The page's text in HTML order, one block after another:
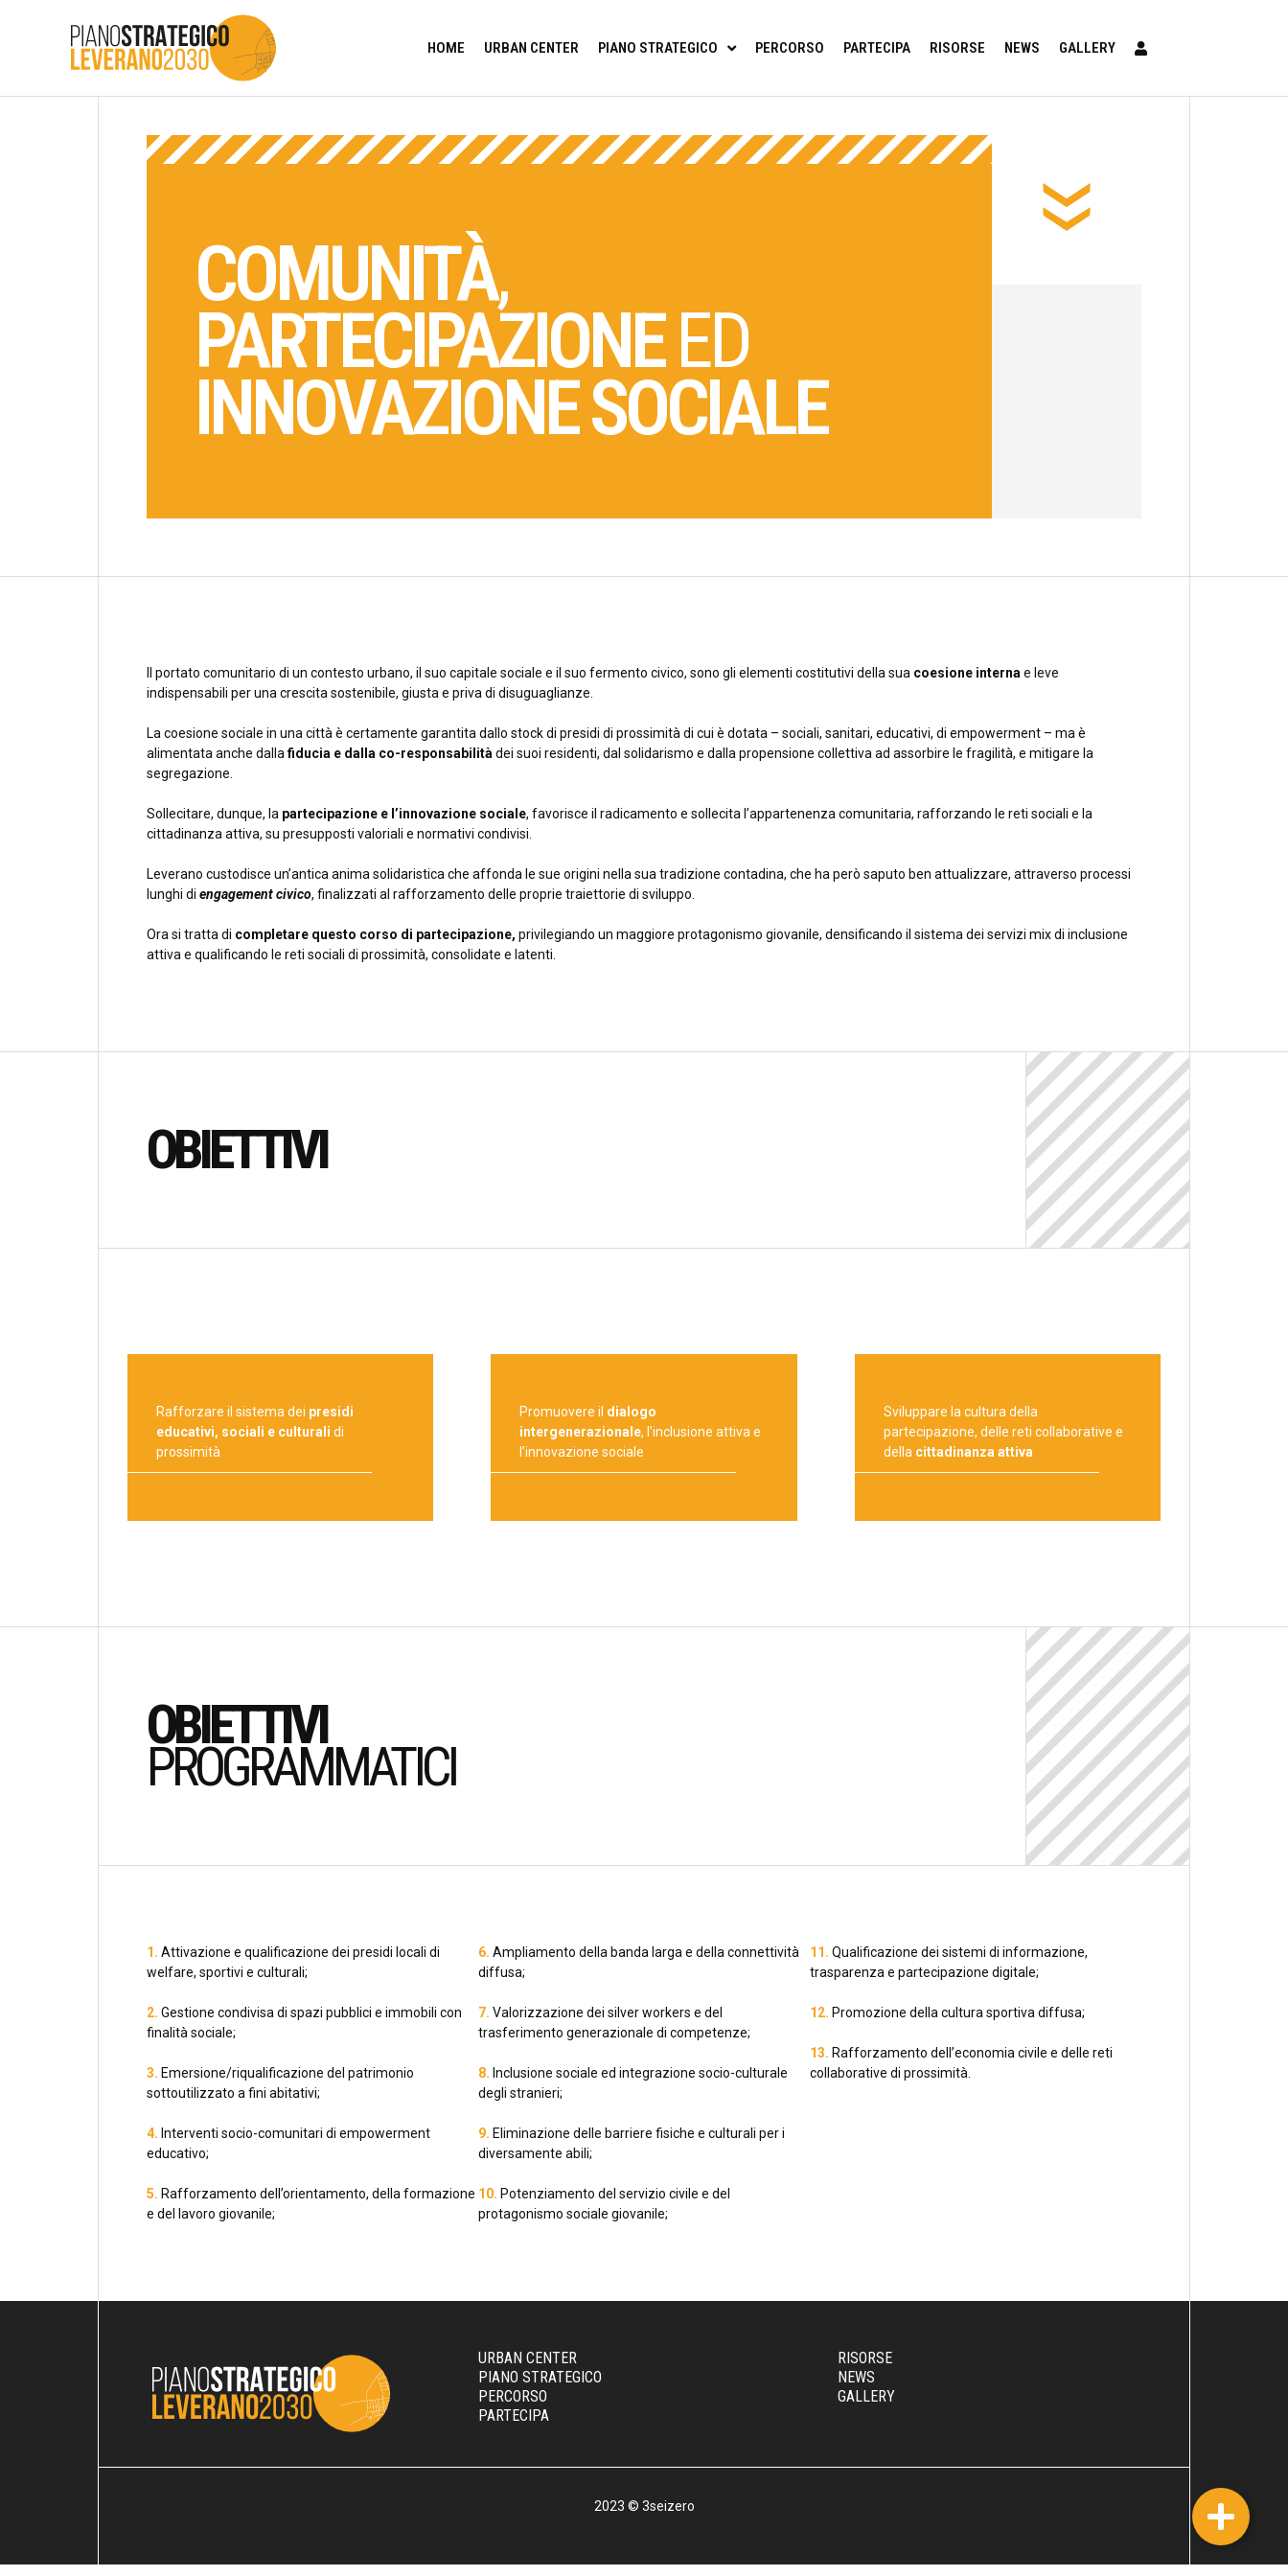
HOME URBAN CENTER PIANO STRATEGICO PERCORSO PARTECIPA RISORSE NEWS GALLERY
COMUNITÀ,
PARTECIPAZIONEED
INNOVAZIONE SOCIALE
Il portato comunitario di un contesto urbano, il suo capitale sociale e il suo fermento civico, sono gli elementi costitutivi della sua coesione interna e leve
indispensabili per una crescita sostenibile, giusta e priva di disuguaglianze.
La coesione sociale in una città è certamente garantita dallo stock di presidi di prossimità di cui è dotata – sociali, sanitari, educativi, di empowerment – ma è
alimentata anche dalla fiducia e dalla co-responsabilità dei suoi residenti, dal solidarismo e dalla propensione collettiva ad assorbire le fragilità, e mitigare la
segregazione.
Sollecitare, dunque, la partecipazione e l’innovazione sociale, favorisce il radicamento e sollecita l’appartenenza comunitaria, rafforzando le reti sociali e la
cittadinanza attiva, su presupposti valoriali e normativi condivisi.
Leverano custodisce un’antica anima solidaristica che affonda le sue origini nella sua tradizione contadina, che ha però saputo ben attualizzare, attraverso processi
lunghi di engagement civico, finalizzati al rafforzamento delle proprie traiettorie di sviluppo.
Ora si tratta di completare questo corso di partecipazione, privilegiando un maggiore protagonismo giovanile, densificando il sistema dei servizi mix di inclusione
attiva e qualificando le reti sociali di prossimità, consolidate e latenti.
OBIETTIVI
Rafforzare il sistema dei presidi
educativi, sociali e culturali di
prossimità
Promuovere il dialogo
intergenerazionale, l’inclusione attiva e
l’innovazione sociale
Sviluppare la cultura della
partecipazione, delle reti collaborative e
della cittadinanza attiva
OBIETTIVI
PROGRAMMATICI
1. Attivazione e qualificazione dei presidi locali di
welfare, sportivi e culturali;
2. Gestione condivisa di spazi pubblici e immobili con
finalità sociale;
3. Emersione/riqualificazione del patrimonio
sottoutilizzato a fini abitativi;
4. Interventi socio-comunitari di empowerment
educativo;
5. Rafforzamento dell’orientamento, della formazione
e del lavoro giovanile;
6. Ampliamento della banda larga e della connettività
diffusa;
7. Valorizzazione dei silver workers e del
trasferimento generazionale di competenze;
8. Inclusione sociale ed integrazione socio-culturale
degli stranieri;
9. Eliminazione delle barriere fisiche e culturali per i
diversamente abili;
10. Potenziamento del servizio civile e del
protagonismo sociale giovanile;
11. Qualificazione dei sistemi di informazione,
trasparenza e partecipazione digitale;
12. Promozione della cultura sportiva diffusa;
13. Rafforzamento dell’economia civile e delle reti
collaborative di prossimità.
URBAN CENTER
PIANO STRATEGICO
PERCORSO
PARTECIPA
RISORSE
NEWS
GALLERY
2023 © 3seizero